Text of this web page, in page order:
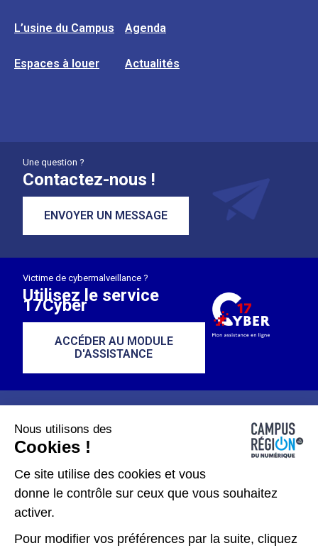
L’usine du Campus Agenda
Espaces à louer Actualités
Une question ?
Contactez-nous !
ENVOYER UN MESSAGE
Victime de cybermalveillance ?
Utilisez le service
17Cyber
ACCÉDER AU MODULE
D'ASSISTANCE
Données personnelles
Nous utilisons des
Cookies !
Ce site utilise des cookies et vous
donne le contrôle sur ceux que vous souhaitez
activer.
Pour modifier vos préférences par la suite, cliquez